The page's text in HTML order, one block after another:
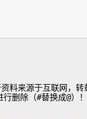
删除（#替换成@）！